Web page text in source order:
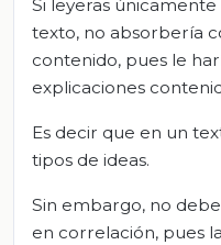
Si leyeras
texto, no absorbería
contenido, pues le
explicaciones
Es decir que en un
tipos de ideas.
Sin embargo, no
en correlación, pues